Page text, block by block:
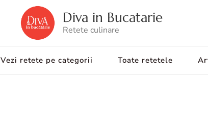
Diva in Bucatarie
Retete culinare
Vezi retete pe categorii Toate retetele